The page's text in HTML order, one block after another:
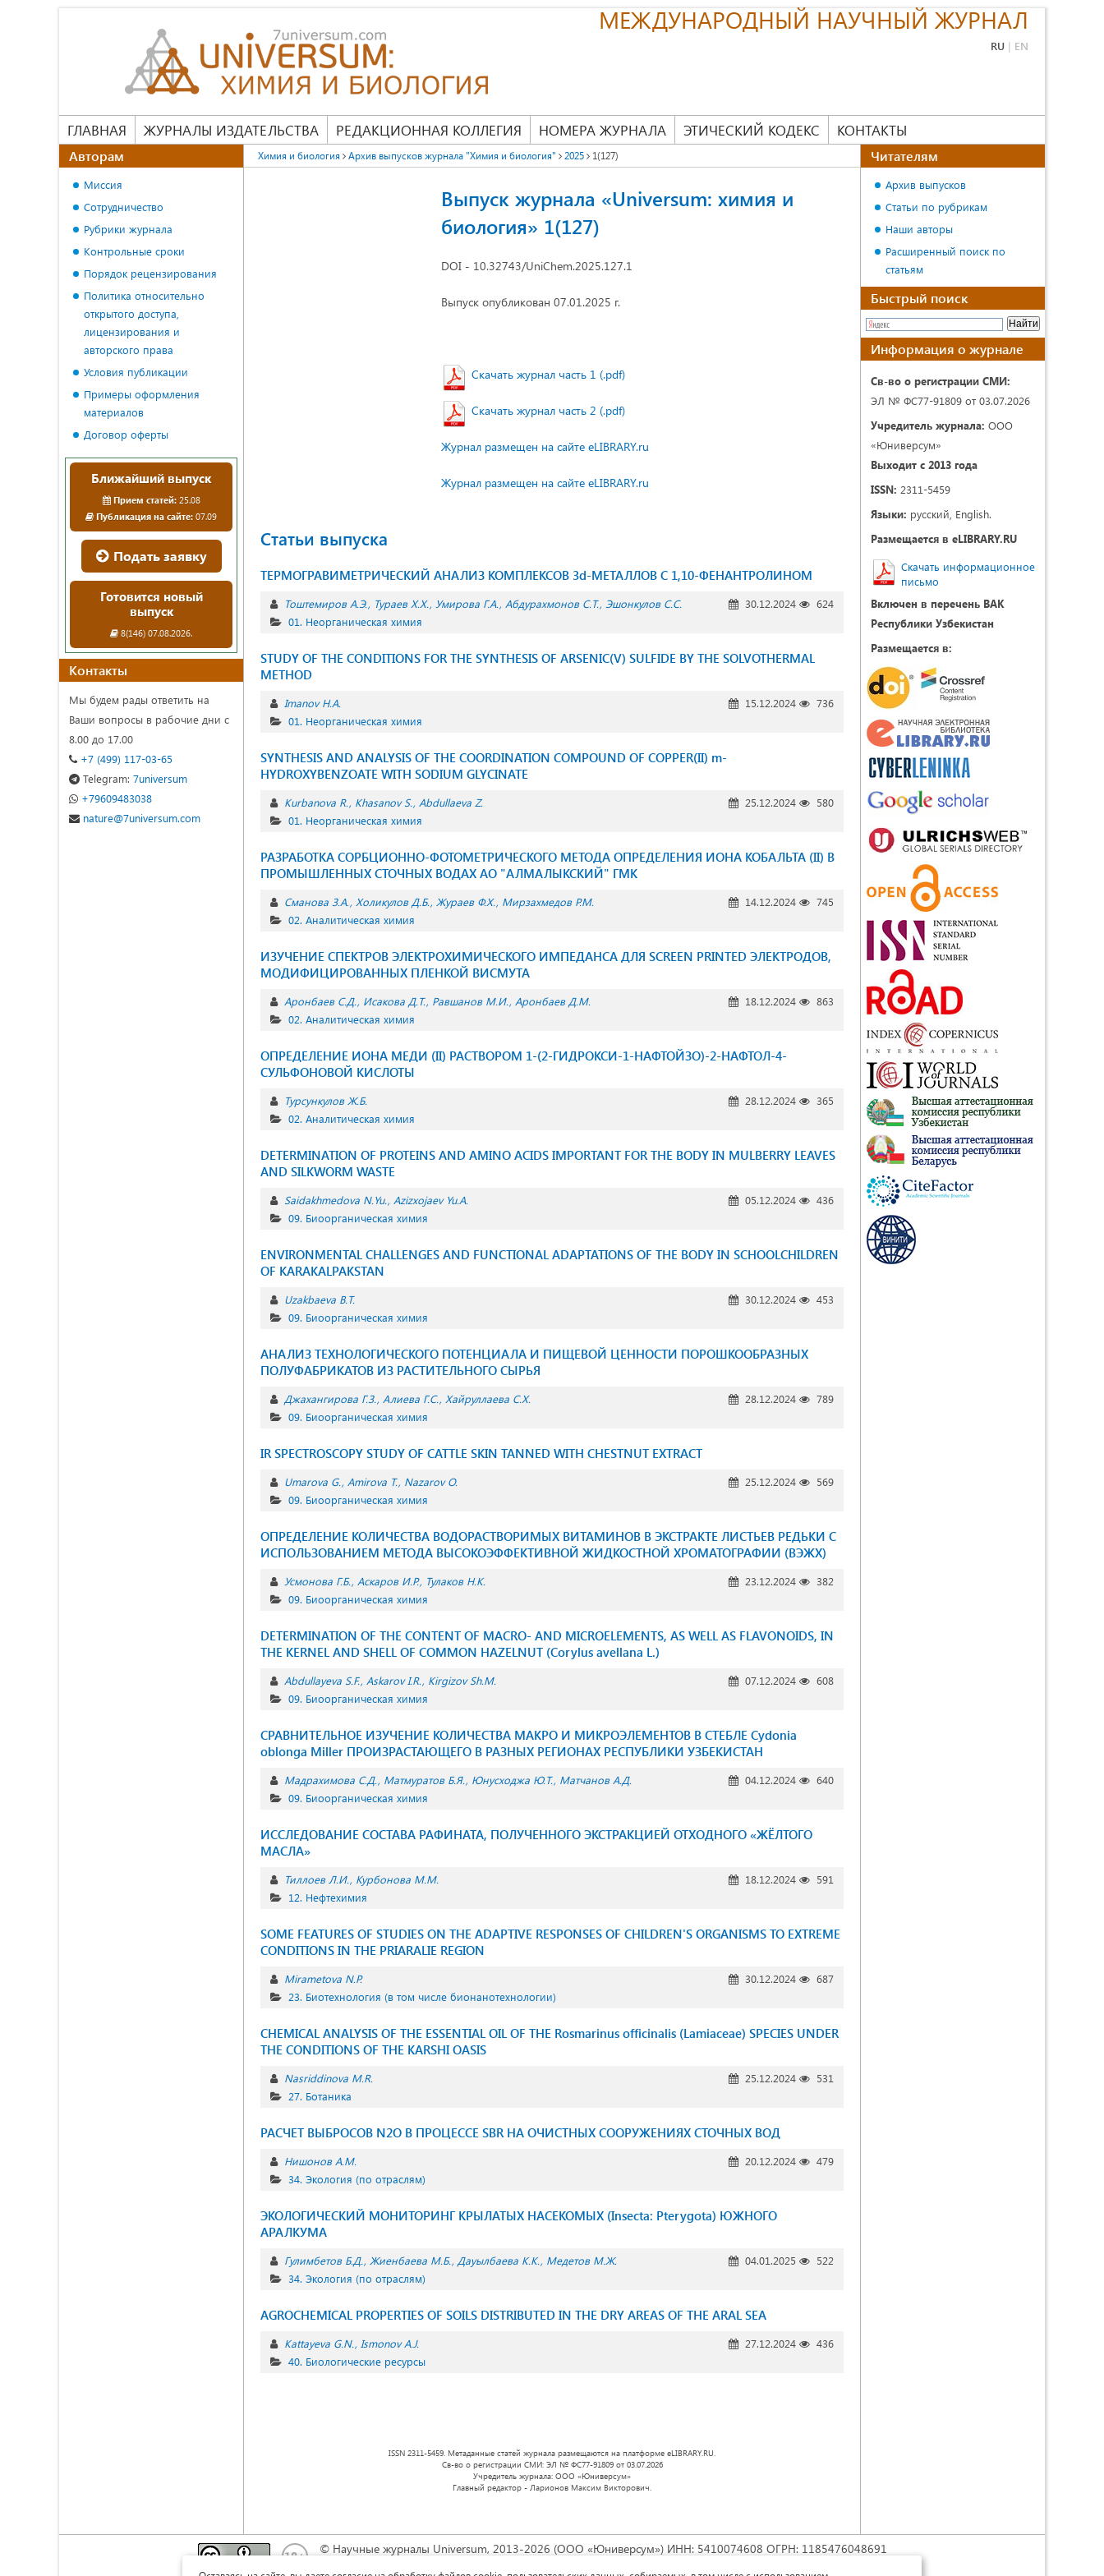
МЕЖДУНАРОДНЫЙ НАУЧНЫЙ ЖУРНАЛ
RU | EN
ГЛАВНАЯ ЖУРНАЛЫ ИЗДАТЕЛЬСТВА РЕДАКЦИОННАЯ КОЛЛЕГИЯ НОМЕРА ЖУРНАЛА ЭТИЧЕСКИЙ КОДЕКС КОНТАКТЫ
Химия и биология Архив выпусков журнала "Химия и биология" 2025 1(127)
Выпуск журнала «Universum: химия и
биология» 1(127)
DOI - 10.32743/UniChem.2025.127.1
Выпуск опубликован 07.01.2025 г.
Скачать журнал часть 1 (.pdf)
Скачать журнал часть 2 (.pdf)
Журнал размещен на сайте eLIBRARY.ru
Журнал размещен на сайте eLIBRARY.ru
Статьи выпуска
ТЕРМОГРАВИМЕТРИЧЕСКИЙ АНАЛИЗ КОМПЛЕКСОВ 3d-МЕТАЛЛОВ С 1,10-ФЕНАНТРОЛИНОМ
Тоштемиров А.Э. Тураев Х.Х. Умирова Г.А. Абдурахмонов С.Т. Эшонкулов С.С. 30.12.2024
624
01. Неорганическая химия
STUDY OF THE CONDITIONS FOR THE SYNTHESIS OF ARSENIC(V) SULFIDE BY THE SOLVOTHERMAL
METHOD
Imanov H.A. 15.12.2024
736
01. Неорганическая химия
SYNTHESIS AND ANALYSIS OF THE COORDINATION COMPOUND OF COPPER(II) m-
HYDROXYBENZOATE WITH SODIUM GLYCINATE
Kurbanova R. Khasanov S. Abdullaeva Z. 25.12.2024
580
01. Неорганическая химия
РАЗРАБОТКА СОРБЦИОННО-ФОТОМЕТРИЧЕСКОГО МЕТОДА ОПРЕДЕЛЕНИЯ ИОНА КОБАЛЬТА (II) В
ПРОМЫШЛЕННЫХ СТОЧНЫХ ВОДАХ АО "АЛМАЛЫКСКИЙ" ГМК
Сманова З.А. Холикулов Д.Б. Жураев Ф.Х. Мирзахмедов Р.М. 14.12.2024
745
02. Аналитическая химия
ИЗУЧЕНИЕ СПЕКТРОВ ЭЛЕКТРОХИМИЧЕСКОГО ИМПЕДАНСА ДЛЯ SCREEN PRINTED ЭЛЕКТРОДОВ,
МОДИФИЦИРОВАННЫХ ПЛЕНКОЙ ВИСМУТА
Аронбаев С.Д. Исакова Д.Т. Равшанов М.И. Аронбаев Д.М. 18.12.2024
863
02. Аналитическая химия
ОПРЕДЕЛЕНИЕ ИОНА МЕДИ (II) РАСТВОРОМ 1-(2-ГИДРОКСИ-1-НАФТОЙЗО)-2-НАФТОЛ-4-
СУЛЬФОНОВОЙ КИСЛОТЫ
Турсункулов Ж.Б. 28.12.2024
365
02. Аналитическая химия
DETERMINATION OF PROTEINS AND AMINO ACIDS IMPORTANT FOR THE BODY IN MULBERRY LEAVES
AND SILKWORM WASTE
Saidakhmedova N.Yu. Azizxojaev Yu.A. 05.12.2024
436
09. Биоорганическая химия
ENVIRONMENTAL CHALLENGES AND FUNCTIONAL ADAPTATIONS OF THE BODY IN SCHOOLCHILDREN
OF KARAKALPAKSTAN
Uzakbaeva B.T. 30.12.2024
453
09. Биоорганическая химия
АНАЛИЗ ТЕХНОЛОГИЧЕСКОГО ПОТЕНЦИАЛА И ПИЩЕВОЙ ЦЕННОСТИ ПОРОШКООБРАЗНЫХ
ПОЛУФАБРИКАТОВ ИЗ РАСТИТЕЛЬНОГО СЫРЬЯ
Джахангирова Г.З. Алиева Г.С. Хайруллаева С.Х. 28.12.2024
789
09. Биоорганическая химия
IR SPECTROSCOPY STUDY OF CATTLE SKIN TANNED WITH CHESTNUT EXTRACT
Umarova G. Amirova T. Nazarov O. 25.12.2024
569
09. Биоорганическая химия
ОПРЕДЕЛЕНИЕ КОЛИЧЕСТВА ВОДОРАСТВОРИМЫХ ВИТАМИНОВ В ЭКСТРАКТЕ ЛИСТЬЕВ РЕДЬКИ С
ИСПОЛЬЗОВАНИЕМ МЕТОДА ВЫСОКОЭФФЕКТИВНОЙ ЖИДКОСТНОЙ ХРОМАТОГРАФИИ (ВЭЖХ)
Усмонова Г.Б. Аскаров И.Р. Тулаков Н.К. 23.12.2024
382
09. Биоорганическая химия
DETERMINATION OF THE CONTENT OF MACRO- AND MICROELEMENTS, AS WELL AS FLAVONOIDS, IN
THE KERNEL AND SHELL OF COMMON HAZELNUT (Corylus avellana L.)
Abdullayeva S.F. Askarov I.R. Kirgizov Sh.M. 07.12.2024
608
09. Биоорганическая химия
СРАВНИТЕЛЬНОЕ ИЗУЧЕНИЕ КОЛИЧЕСТВА МАКРО И МИКРОЭЛЕМЕНТОВ В СТЕБЛЕ Cydonia
oblonga Miller ПРОИЗРАСТАЮЩЕГО В РАЗНЫХ РЕГИОНАХ РЕСПУБЛИКИ УЗБЕКИСТАН
Мадрахимова С.Д. Матмуратов Б.Я. Юнусхoджа Ю.Т. Матчанов А.Д. 04.12.2024
640
09. Биоорганическая химия
ИССЛЕДОВАНИЕ СОСТАВА РАФИНАТА, ПОЛУЧЕННОГО ЭКСТРАКЦИЕЙ ОТХОДНОГО «ЖЁЛТОГО
МАСЛА»
Тиллоев Л.И. Курбонова М.М. 18.12.2024
591
12. Нефтехимия
SOME FEATURES OF STUDIES ON THE ADAPTIVE RESPONSES OF CHILDREN'S ORGANISMS TO EXTREME
CONDITIONS IN THE PRIARALIE REGION
Mirametova N.P. 30.12.2024
687
23. Биотехнология (в том числе бионанотехнологии)
CHEMICAL ANALYSIS OF THE ESSENTIAL OIL OF THE Rosmarinus officinalis (Lamiaceae) SPECIES UNDER
THE CONDITIONS OF THE KARSHI OASIS
Nasriddinova M.R. 25.12.2024
531
27. Ботаника
РАСЧЕТ ВЫБРОСОВ N2O В ПРОЦЕССЕ SBR НА ОЧИСТНЫХ СООРУЖЕНИЯХ СТОЧНЫХ ВОД
Нишонов А.М. 20.12.2024
479
34. Экология (по отраслям)
ЭКОЛОГИЧЕСКИЙ МОНИТОРИНГ КРЫЛАТЫХ НАСЕКОМЫХ (Insecta: Pterygota) ЮЖНОГО
АРАЛКУМА
Гулимбетов Б.Д. Жиенбаева М.Б. Дауылбаева К.К. Медетов М.Ж. 04.01.2025
522
34. Экология (по отраслям)
AGROCHEMICAL PROPERTIES OF SOILS DISTRIBUTED IN THE DRY AREAS OF THE ARAL SEA
Kattayeva G.N. Ismonov A.J. 27.12.2024
436
40. Биологические ресурсы
ISSN 2311-5459. Метаданные статей журнала размещаются на платформе eLIBRARY.RU.
Св-во о регистрации СМИ: ЭЛ № ФС77-91809 от 03.07.2026
Учредитель журнала: ООО «Юниверсум»
Главный редактор - Ларионов Максим Викторович.
Авторам
Миссия
Сотрудничество
Рубрики журнала
Контрольные сроки
Порядок рецензирования
Политика относительно
открытого доступа,
лицензирования и
авторского права
Условия публикации
Примеры оформления
материалов
Договор оферты
Ближайший выпуск
Прием статей:25.08
Публикация на сайте: 07.09
Подать заявку
Готовится новый
выпуск
8(146) 07.08.2026.
Контакты
Мы будем рады ответить на
Ваши вопросы в рабочие дни с
8.00 до 17.00
+7 (499) 117-03-65
Telegram: 7universum
+79609483038
nature@7universum.com
Читателям
Архив выпусков
Статьи по рубрикам
Наши авторы
Расширенный поиск по
статьям
Быстрый поиск
Информация о журнале
Св-во о регистрации СМИ:
ЭЛ № ФС77-91809 от 03.07.2026
Учредитель журнала: ООО
«Юниверсум»
Выходит с 2013 года
ISSN: 2311-5459
Языки: русский, English.
Размещается в eLIBRARY.RU
Скачать информационное
письмо
Включен в перечень ВАК
Республики Узбекистан
Размещается в:
© Научные журналы Universum, 2013-2026 (ООО «Юниверсум») ИНН: 5410074608 ОГРН: 1185476048691
Это произведение доступно по лицензии Creative Commons « Attribution» («Атрибуция») 4.0 Непортированная